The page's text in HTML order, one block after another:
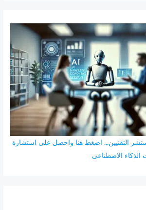
التقنيين... اضغط هنا واحصل على استشارة
الذكاء الاصطناعى